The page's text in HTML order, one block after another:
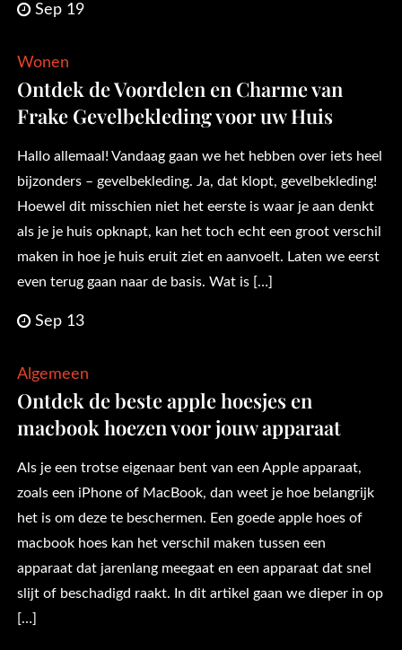
Sep 19
Wonen
Ontdek de Voordelen en Charme van
Frake Gevelbekleding voor uw Huis
Hallo allemaal! Vandaag gaan we het hebben over iets heel
bijzonders – gevelbekleding. Ja, dat klopt, gevelbekleding!
Hoewel dit misschien niet het eerste is waar je aan denkt
als je je huis opknapt, kan het toch echt een groot verschil
maken in hoe je huis eruit ziet en aanvoelt. Laten we eerst
even terug gaan naar de basis. Wat is […]
Sep 13
Algemeen
Ontdek de beste apple hoesjes en
macbook hoezen voor jouw apparaat
Als je een trotse eigenaar bent van een Apple apparaat,
zoals een iPhone of MacBook, dan weet je hoe belangrijk
het is om deze te beschermen. Een goede apple hoes of
macbook hoes kan het verschil maken tussen een
apparaat dat jarenlang meegaat en een apparaat dat snel
slijt of beschadigd raakt. In dit artikel gaan we dieper in op
[…]